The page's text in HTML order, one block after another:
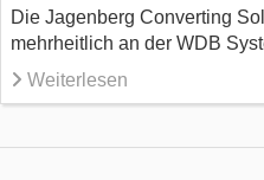
Die Jagenberg Converting
mehrheitlich an der WDB
Weiterlesen